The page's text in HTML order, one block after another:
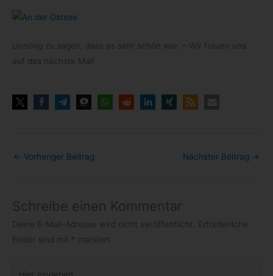
Unnö­tig zu sagen, dass es sehr schön war. – Wir freuen uns
auf das nächste Mal!
← Vorheriger Beitrag Nächster Beitrag →
Schreibe einen Kommentar
Deine E-Mail-Adresse wird nicht veröffentlicht.
Erforderliche
Felder sind mit
* markiert